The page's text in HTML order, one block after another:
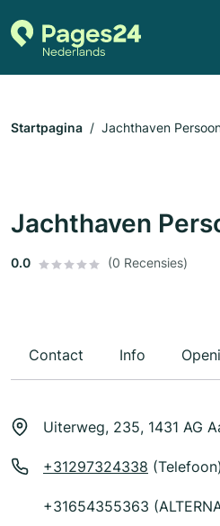
Startpagina Jachthaven
Jachthaven
0.0 (0 Recensies)
Contact Info
Uiterweg, 235, 1431 AG
+31297324338 (Telefoon)
+31654355363